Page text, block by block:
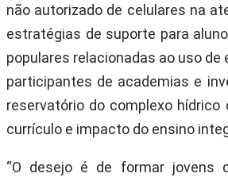
não autorizado de celulares na
estratégias de suporte para
populares relacionadas ao uso
participantes de academias e
reservatório do complexo
currículo e impacto do ensino
“O desejo é de formar jovens